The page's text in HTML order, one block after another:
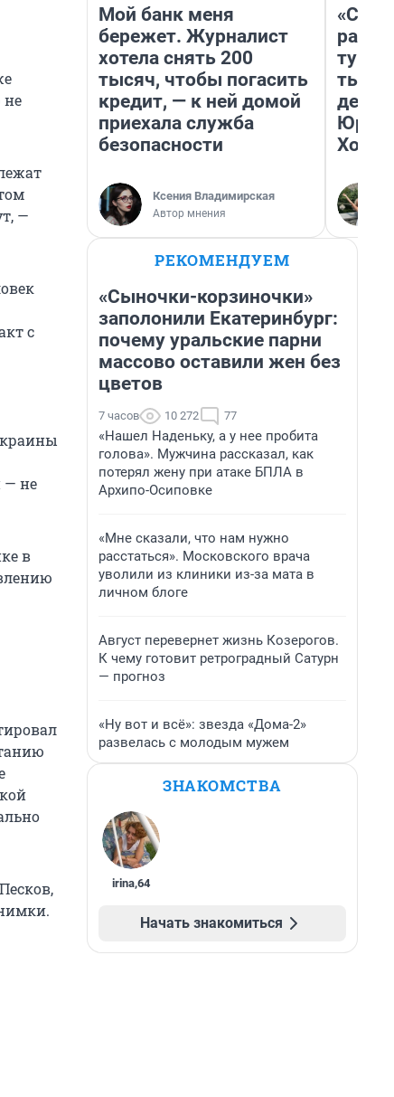
не
—
с
— не
в
Мой банк меня
бережет. Журналист
хотела снять 200
тысяч, чтобы погасить
кредит, — к ней домой
приехала служба
безопасности
Ксения Владимирская
Автор мнения
день
РЕКОМЕНДУЕМ
«Сыночки-корзиночки»
заполонили Екатеринбург:
почему уральские парни
массово оставили жен без
цветов
7 часов 10 272 77
«Нашел Наденьку, а у нее пробита
голова». Мужчина рассказал, как
потерял жену при атаке БПЛА в
Архипо-Осиповке
«Мне сказали, что нам нужно
расстаться». Московского врача
уволили из клиники из-за мата в
личном блоге
Август перевернет жизнь Козерогов.
К чему готовит ретроградный Сатурн
— прогноз
«Ну вот и всё»: звезда «Дома-2»
развелась с молодым мужем
ЗНАКОМСТВА
irina,64
Начать знакомиться